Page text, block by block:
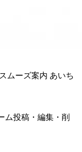
ムーズ案内 あいち
ム投稿・編集・削